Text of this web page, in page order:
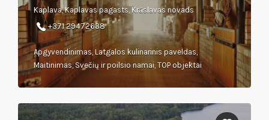
Kaplava, Kaplavas pagasts, Krāslavas novads
+371 29472638
Apgyvendinimas, Latgalos kulinarinis paveldas,
Maitinimas, Svečių ir poilsio namai, TOP objektai